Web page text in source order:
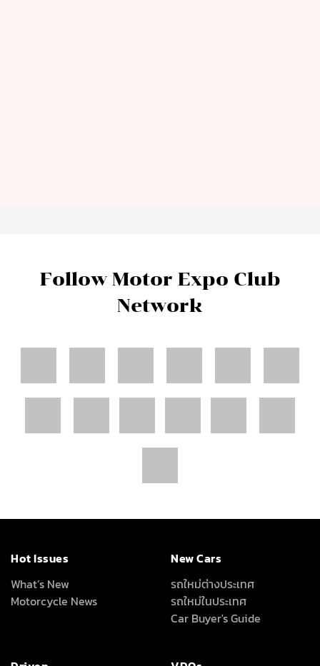
Follow Motor Expo Club
Network
Hot Issues
What’s New
Motorcycle News
New Cars
รถใหม่ต่างประเทศ
รถใหม่ในประเทศ
Car Buyer's Guide